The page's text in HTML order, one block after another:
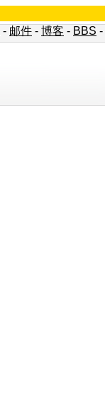
- 邮件 - 博客 - BBS -